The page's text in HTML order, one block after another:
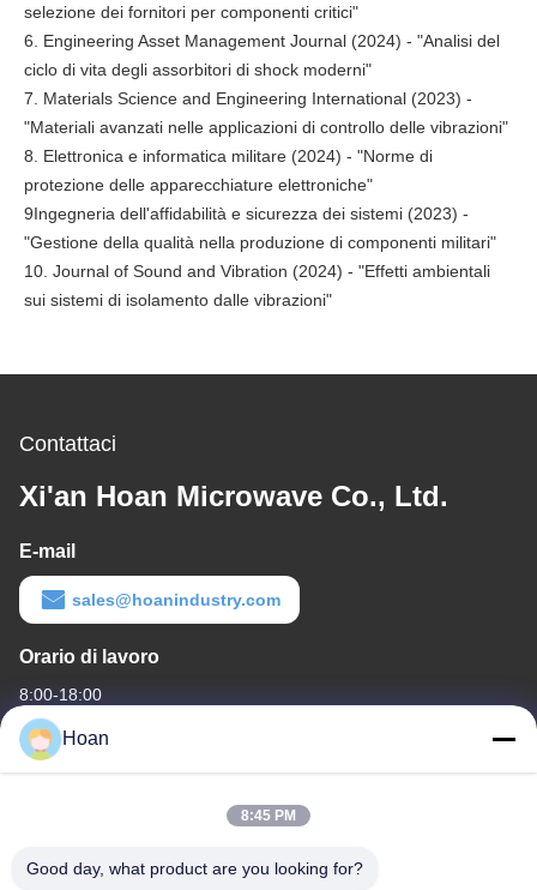
selezione dei fornitori per componenti critici"
6. Engineering Asset Management Journal (2024) - "Analisi del
ciclo di vita degli assorbitori di shock moderni"
7. Materials Science and Engineering International (2023) -
"Materiali avanzati nelle applicazioni di controllo delle vibrazioni"
8. Elettronica e informatica militare (2024) - "Norme di
protezione delle apparecchiature elettroniche"
9Ingegneria dell'affidabilità e sicurezza dei sistemi (2023) -
"Gestione della qualità nella produzione di componenti militari"
10. Journal of Sound and Vibration (2024) - "Effetti ambientali
sui sistemi di isolamento dalle vibrazioni"
Contattaci
Xi'an Hoan Microwave Co., Ltd.
E-mail
sales@hoanindustry.com
Orario di lavoro
8:00-18:00
Il nostro indirizzo
F7, edificio 2, parco industriale Xinkai, strada Jinye 2, zona high-
Hoan
8:45 PM
Good day, what product are you looking for?